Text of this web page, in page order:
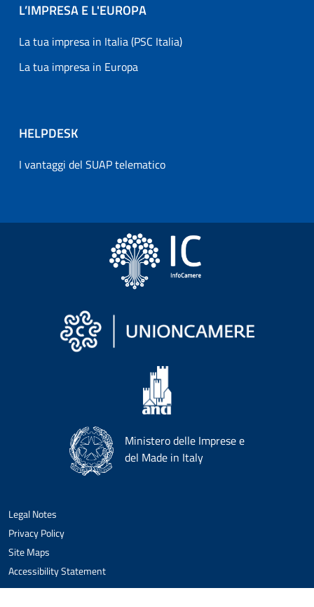
L’IMPRESA E L'EUROPA
La tua impresa in Italia (PSC Italia)
La tua impresa in Europa
HELPDESK
I vantaggi del SUAP telematico
Ministero delle Imprese e
del Made in Italy
Legal Notes
Privacy Policy
Site Maps
Accessibility Statement